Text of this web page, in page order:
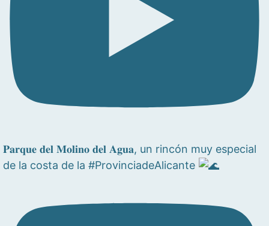
𝐏𝐚𝐫𝐪𝐮𝐞 𝐝𝐞𝐥 𝐌𝐨𝐥𝐢𝐧𝐨 𝐝𝐞𝐥 𝐀𝐠𝐮𝐚, un rincón muy especial
de la costa de la #ProvinciadeAlicante